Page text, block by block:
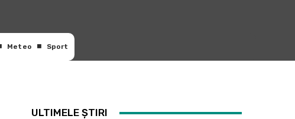
Meteo Sport
ULTIMELE ȘTIRI